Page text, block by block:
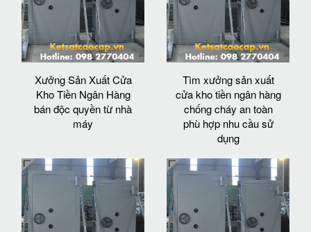
Xưởng Sản Xuất Cửa
Kho Tiền Ngân Hàng
bán độc quyền từ nhà
máy
Tìm xưởng sản xuất
cửa kho tiền ngân hàng
chống cháy an toàn
phù hợp nhu cầu sử
dụng